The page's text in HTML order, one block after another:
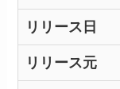
リリース日
リリース元